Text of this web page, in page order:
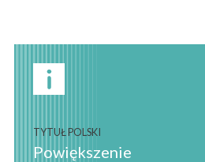
TYTUŁ POLSKI
Powiększenie